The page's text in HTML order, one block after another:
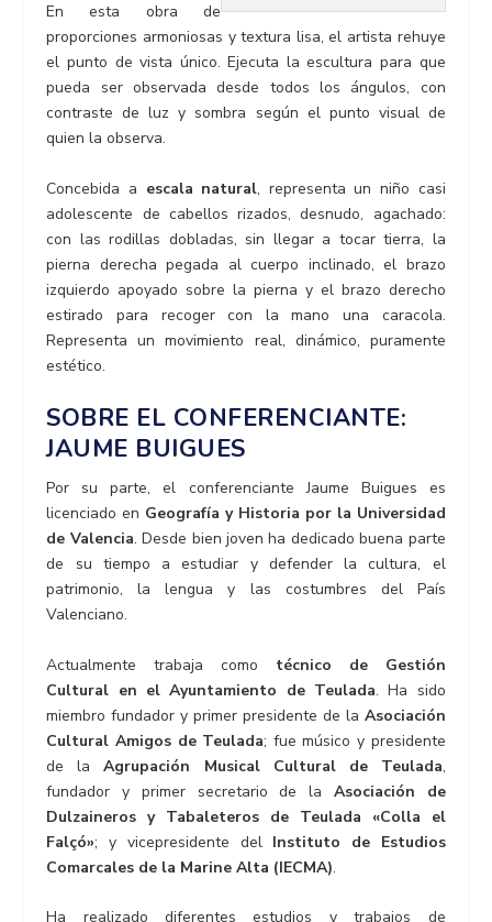
En esta obra de
proporciones armoniosas y textura lisa, el artista rehuye
el punto​ de vista único. Ejecuta la escultura para que
pueda ser observada desde todos los ángulos, con
contraste de luz y sombra según el punto visual de
quien la observa.
Concebida a escala natural, representa un niño casi
adolescente de cabellos rizados, desnudo, agachado:
con las rodillas dobladas, sin llegar a tocar tierra, la
pierna derecha pegada al cuerpo inclinado, el brazo
izquierdo apoyado sobre la pierna y el brazo derecho
estirado para recoger con la mano una caracola.
Representa un movimiento real, dinámico, puramente
estético.
SOBRE EL CONFERENCIANTE:
JAUME BUIGUES
Por su parte, el conferenciante Jaume Buigues es
licenciado en Geografía y Historia por la Universidad
de Valencia. Desde bien joven ha dedicado buena parte
de su tiempo a estudiar y defender la cultura, el
patrimonio, la lengua y las costumbres del País
Valenciano.
Actualmente trabaja como técnico de Gestión
Cultural en el Ayuntamiento de Teulada. Ha sido
miembro fundador y primer presidente de la Asociación
Cultural Amigos de Teulada; fue músico y presidente
de laAgrupación Musical Cultural de Teulada,
fundador y primer secretario de la Asociación de
Dulzaineros y Tabaleteros de Teulada «Colla el
Falçó»; y vicepresidente del Instituto de Estudios
Comarcales de la Marine Alta (IECMA).
Ha realizado diferentes estudios y trabajos de